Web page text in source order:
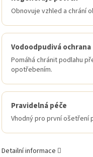
Obnovuje vzhled a chrání
Vodoodpudivá ochrana
Pomáhá chránit podlahu
opotřebením.
Pravidelná péče
Vhodný pro první ošetření
Detailní informace